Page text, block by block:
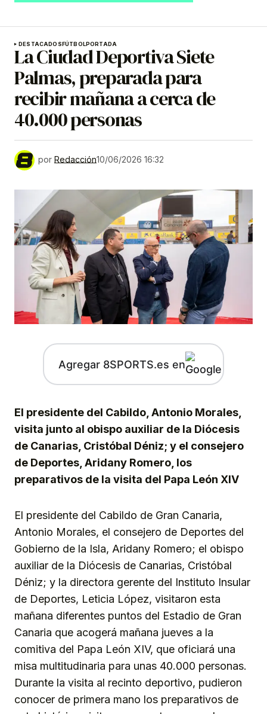
DESTACADOSFÚTBOLPORTADA
La Ciudad Deportiva Siete
Palmas, preparada para
recibir mañana a cerca de
40.000 personas
por Redacción10/06/2026 16:32
Agregar 8SPORTS.es en
El presidente del Cabildo, Antonio Morales,
visita junto al obispo auxiliar de la Diócesis
de Canarias, Cristóbal Déniz; y el consejero
de Deportes, Aridany Romero, los
preparativos de la visita del Papa León XIV
El presidente del Cabildo de Gran Canaria,
Antonio Morales, el consejero de Deportes del
Gobierno de la Isla, Aridany Romero; el obispo
auxiliar de la Diócesis de Canarias, Cristóbal
Déniz; y la directora gerente del Instituto Insular
de Deportes, Leticia López, visitaron esta
mañana diferentes puntos del Estadio de Gran
Canaria que acogerá mañana jueves a la
comitiva del Papa León XIV, que oficiará una
misa multitudinaria para unas 40.000 personas.
Durante la visita al recinto deportivo, pudieron
conocer de primera mano los preparativos de